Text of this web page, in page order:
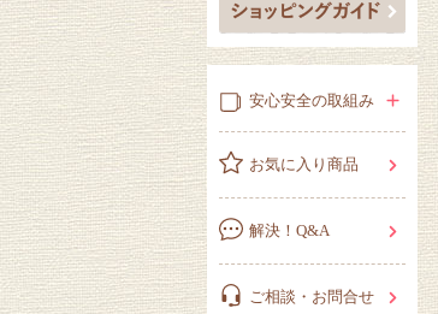
安心安全の取組み
お気に入り商品
解決！Q&A
ご相談・お問合せ